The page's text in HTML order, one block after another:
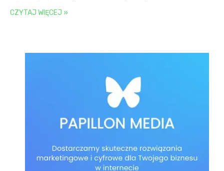
CZYTAJ WIĘCEJ »